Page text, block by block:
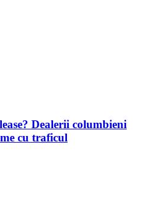
Dealerii columbieni
cu traficul